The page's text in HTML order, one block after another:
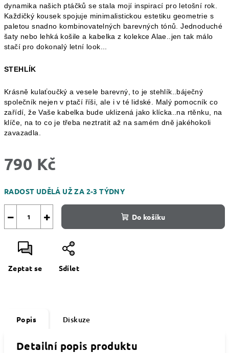
dynamika našich ptáčků se stala mojí inspirací pro letošní rok.
Každičký kousek spojuje minimalistickou estetiku geometrie s
paletou snadno kombinovatelných barevných tónů. Jednoduché
šaty nebo lehká košile a kabelka z kolekce Alae..jen tak málo
stačí pro dokonalý letní look...
STEHLÍK
Krásně kulaťoučký a vesele barevný, to je stehlík..báječný
společník nejen v ptačí říši, ale i v té lidské. Malý pomocník co
zařídí, že Vaše kabelka bude uklizená jako klícka..na rtěnku, na
klíče, na to co je třeba neztratit až na samém dně jakéhokoli
zavazadla.
790 Kč
cena:
RADOST UDĚLÁ UŽ ZA 2-3 TÝDNY
+
− Do košíku
Zeptat se Sdílet
Popis Diskuze
Detailní popis produktu